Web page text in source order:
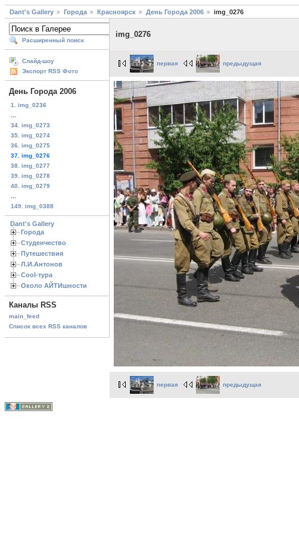
Dant's Gallery Города Красноярск День Города 2006 img_0276
Расширенный поиск
Слайд-шоу
Экспорт RSS Фото
День Города 2006
1. img_0236
34. img_0273
35. img_0274
36. img_0275
37. img_0276
38. img_0277
39. img_0278
40. img_0279
149. img_0388
Dant's Gallery
Города
Студенчество
Путешествия
Л.И.Антонов
Cool-тура
Около АЙТИшности
Каналы RSS
main_feed
Список всех RSS каналов
img_0276
первая предыдущая
первая предыдущая